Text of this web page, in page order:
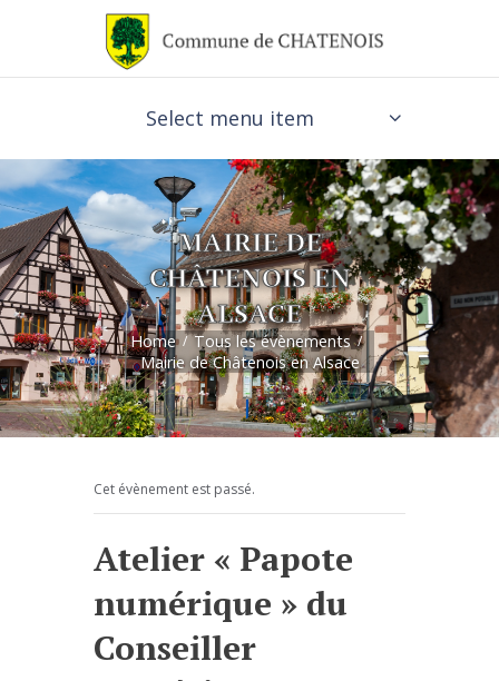
Select menu item
MAIRIE DE
CHÂTENOIS EN
ALSACE
Home
Tous les évènements
Mairie de Châtenois en Alsace
Cet évènement est passé.
Atelier « Papote
numérique » du
Conseiller